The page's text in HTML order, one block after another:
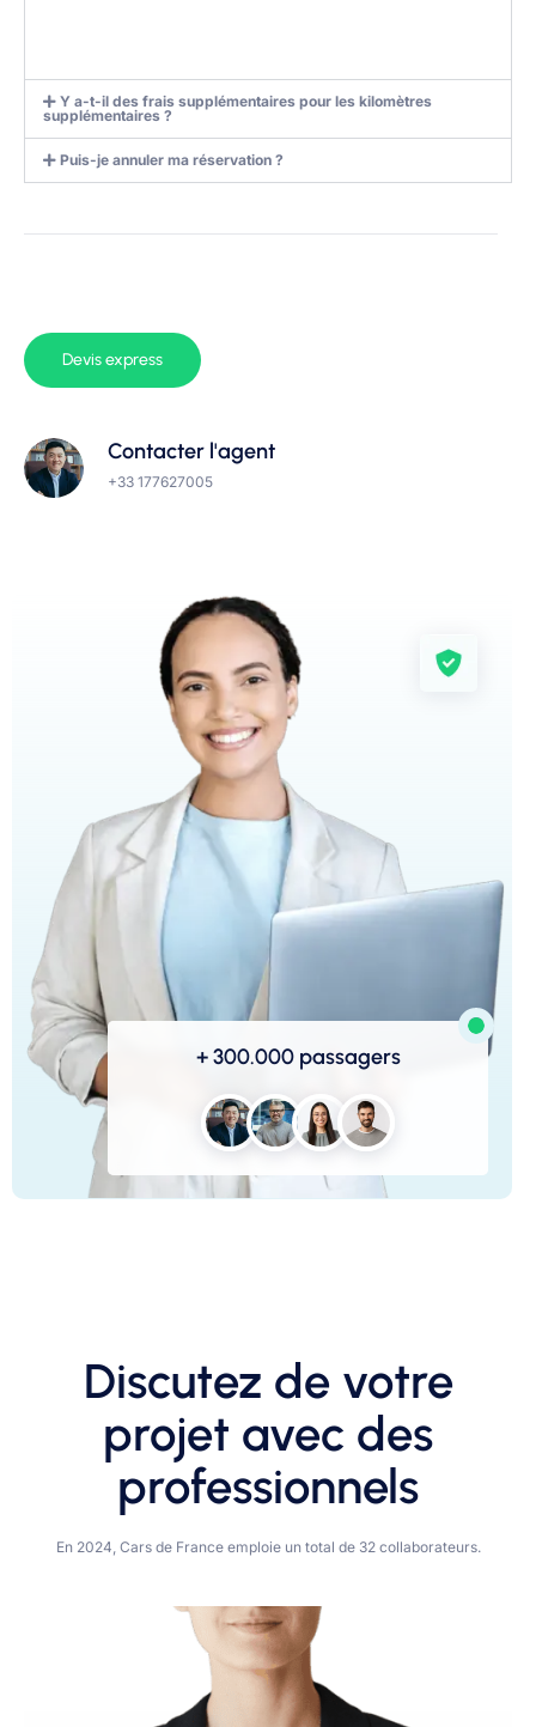
+ 300.000 passagers
Y a-t-il des frais supplémentaires pour les kilomètres
supplémentaires ?
Puis-je annuler ma réservation ?
Devis express
Contacter l'agent
+33 177627005
Discutez de votre
projet avec des
professionnels
En 2024, Cars de France emploie un total de 32 collaborateurs.